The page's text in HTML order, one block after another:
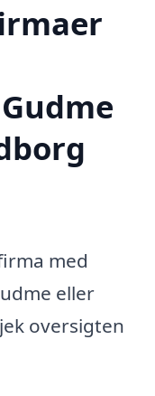
med
eller
oversigten